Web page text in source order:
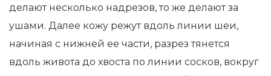
делают несколько надрезов, то же делают за
ушами. Далее кожу режут вдоль линии шеи,
начиная с нижней ее части, разрез тянется
вдоль живота до хвоста по линии сосков, вокруг